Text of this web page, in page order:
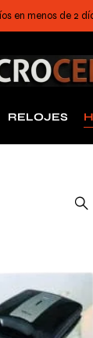
en menos de 2
RELOJES